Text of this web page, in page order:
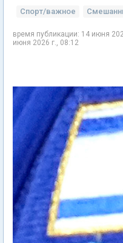
Спорт/важное
время публикации: 14 июня
июня 2026 г., 08:12